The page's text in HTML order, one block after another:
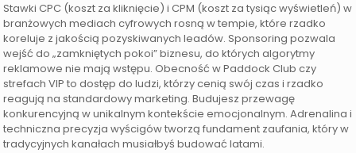
Stawki CPC (koszt za kliknięcie) i CPM (koszt za tysiąc wyświetleń) w
branżowych mediach cyfrowych rosną w tempie, które rzadko
koreluje z jakością pozyskiwanych leadów. Sponsoring pozwala
wejść do „zamkniętych pokoi” biznesu, do których algorytmy
reklamowe nie mają wstępu. Obecność w Paddock Club czy
strefach VIP to dostęp do ludzi, którzy cenią swój czas i rzadko
reagują na standardowy marketing. Budujesz przewagę
konkurencyjną w unikalnym kontekście emocjonalnym. Adrenalina i
techniczna precyzja wyścigów tworzą fundament zaufania, który w
tradycyjnych kanałach musiałbyś budować latami.